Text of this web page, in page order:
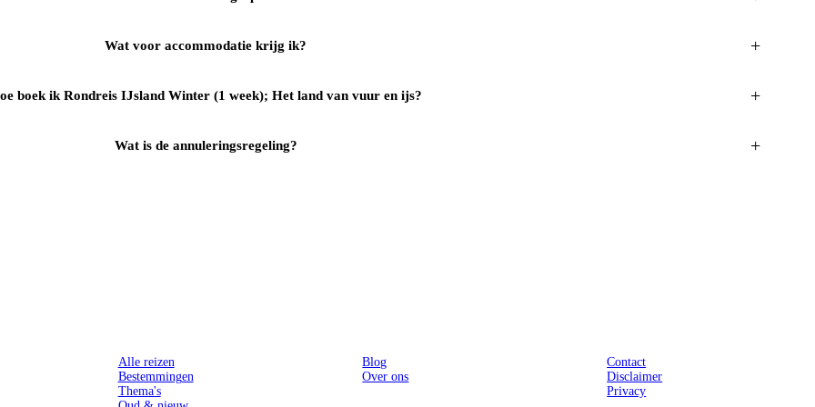
Wat voor accommodatie krijg ik? +
boek ik Rondreis IJsland Winter (1 week); Het land van vuur en ijs? +
Wat is de annuleringsregeling? +
Alle reizen
Bestemmingen
Thema's
Blog
Over ons
Contact
Disclaimer
Privacy